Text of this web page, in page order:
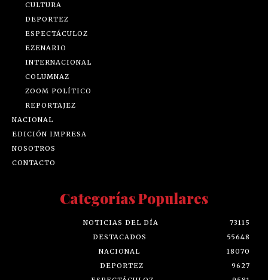
CULTURA
DEPORTEZ
ESPECTÁCULOZ
EZENARIO
INTERNACIONAL
COLUMNAZ
ZOOM POLÍTICO
REPORTAJEZ
NACIONAL
EDICIÓN IMPRESA
NOSOTROS
CONTACTO
Categorías Populares
NOTICIAS DEL DÍA
73115
DESTACADOS
55648
NACIONAL
18070
DEPORTEZ
9627